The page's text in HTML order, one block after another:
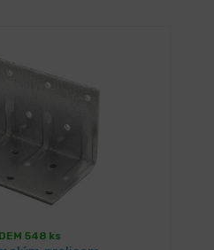
548 ks